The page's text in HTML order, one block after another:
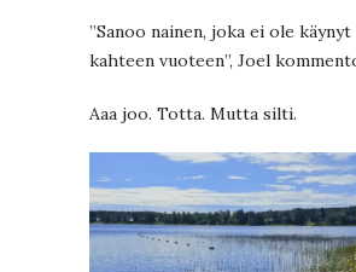
”Sanoo nainen, joka ei ole
kahteen vuoteen”, Joel
Aaa joo. Totta. Mutta silti.